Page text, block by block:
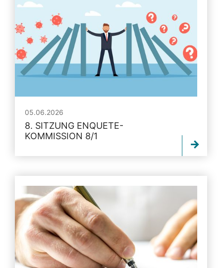
05.06.2026
8. SITZUNG ENQUETE-
KOMMISSION 8/1